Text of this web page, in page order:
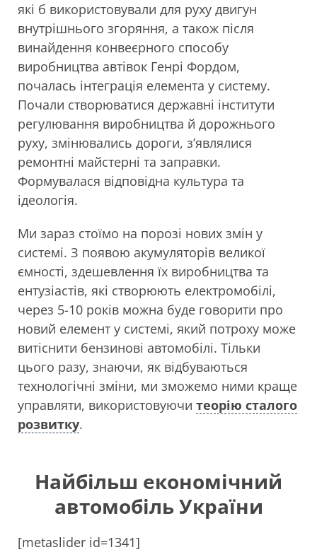
які б використовували для руху двигун
внутрішнього згоряння, а також після
винайдення конвеєрного способу
виробництва автівок Генрі Фордом,
почалась інтеграція елемента у систему.
Почали створюватися державні інститути
регулювання виробництва й дорожнього
руху, змінювались дороги, з’являлися
ремонтні майстерні та заправки.
Формувалася відповідна культура та
ідеологія.
Ми зараз стоїмо на порозі нових змін у
системі. З появою акумуляторів великої
ємності, здешевлення їх виробництва та
ентузіастів, які створюють електромобілі,
через 5-10 років можна буде говорити про
новий елемент у системі, який потроху може
витіснити бензинові автомобілі. Тільки
цього разу, знаючи, як відбуваються
технологічні зміни, ми зможемо ними краще
управляти, використовуючи теорію сталого
розвитку.
Найбільш економічний
автомобіль України
[metaslider id=1341]